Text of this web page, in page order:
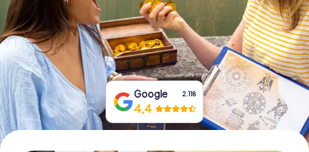
Prenota Biglietti
Acquista i Voucher
Google 2.118
4,4